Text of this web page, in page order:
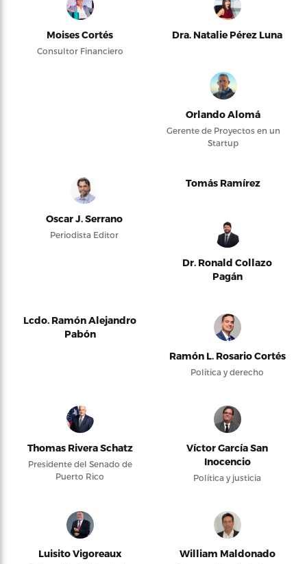
Moises Cortés
Consultor Financiero
Dra. Natalie Pérez Luna
Orlando Alomá
Gerente de Proyectos en un
Startup
Oscar J. Serrano
Periodista Editor
Tomás Ramírez
Dr. Ronald Collazo
Pagán
Lcdo. Ramón Alejandro
Pabón
Ramón L. Rosario Cortés
Política y derecho
Thomas Rivera Schatz
Presidente del Senado de
Puerto Rico
Víctor García San
Inocencio
Política y justicia
Luisito Vigoreaux William Maldonado